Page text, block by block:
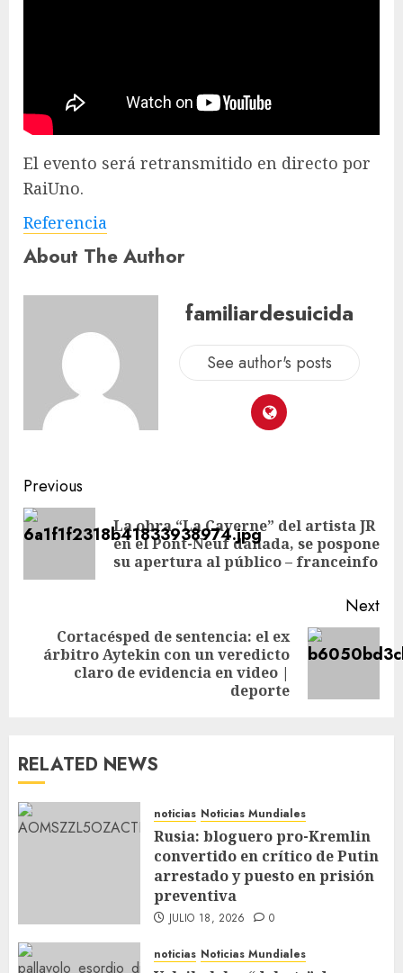
El evento será retransmitido en directo por
RaiUno.
Referencia
About The Author
familiardesuicida
See author's posts
Previous
La obra “La Caverne” del artista JR
en el Pont-Neuf dañada, se pospone
su apertura al público – franceinfo
Next
Cortacésped de sentencia: el ex
árbitro Aytekin con un veredicto
claro de evidencia en video |
deporte
RELATED NEWS
noticias Noticias Mundiales
Rusia: bloguero pro-Kremlin
convertido en crítico de Putin
arrestado y puesto en prisión
preventiva
JULIO 18, 2026 0
noticias Noticias Mundiales